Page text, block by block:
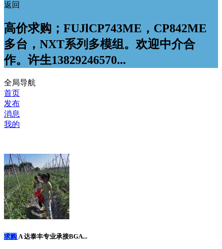
返回
高价求购；FUJlCP743ME，CP842ME
多台，NXT系列多模组。欢迎中介合
作。许生13829246570...
全局导航
首页
发布
消息
我的
求购 A 达泰丰专业承接BGA...